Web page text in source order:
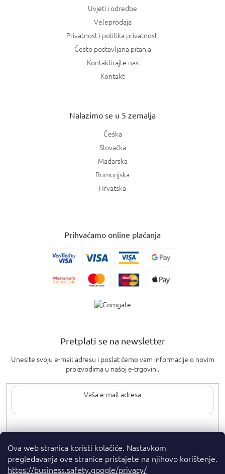
Ova web stranica koristi kolačiće. Nastavkom
pregledavanja ove stranice pristajete na njihovo korištenje.
https://business.safety.google/privacy/
Uvjeti i odredbe
Veleprodaja
Privatnost i politika privatnosti
Često postavljana pitanja
Kontaktirajte nas
Kontakt
Nalazimo se u 5 zemalja
Češka
Slovačka
Mađarska
Rumunjska
Hrvatska
Prihvaćamo online plaćanja
Pretplati se na newsletter
Unesite svoju e-mail adresu i poslat ćemo vam informacije o novim
proizvodima u našoj e-trgovini.
Upisom svoje e-pošte pristajete nauvjete privatnosti.